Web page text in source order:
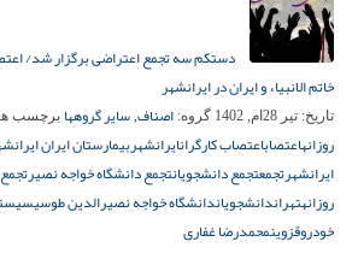
دستکم سه تجمع اعتراضی برگزار شد/
خاتم الانبیاء و ایران در ایرانشهر
تاریخ: تیر 28ام, 1402 گروه: اصناف, سایر گروهها برچسب
روزانهاعتصاباعتصاب کارگرانایرانشهربیمارستان ایران
ایرانشهرتجمعتجمع دانشجویانتجمع دانشگاه خواجه نصیر
روزانهتهراندانشجویاندانشگاه خواجه نصیرالدین طوسی
خودروقزوینمحمدرضا غفاری